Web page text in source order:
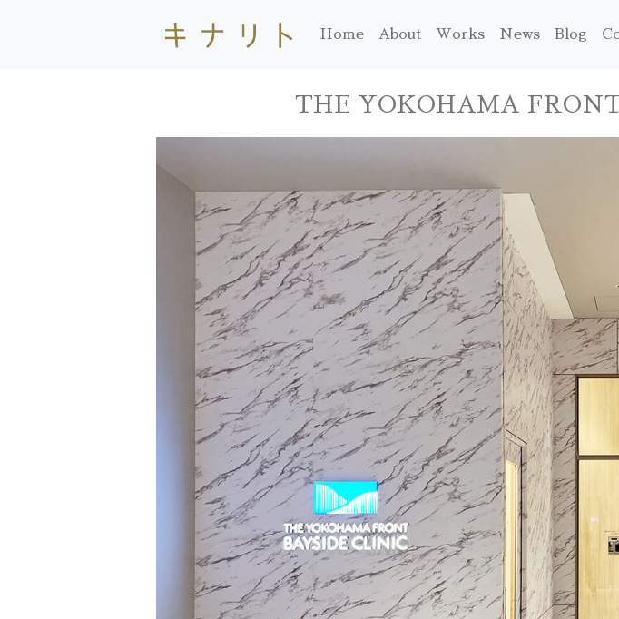
Home About Works News Blog
THE YOKOHAMA